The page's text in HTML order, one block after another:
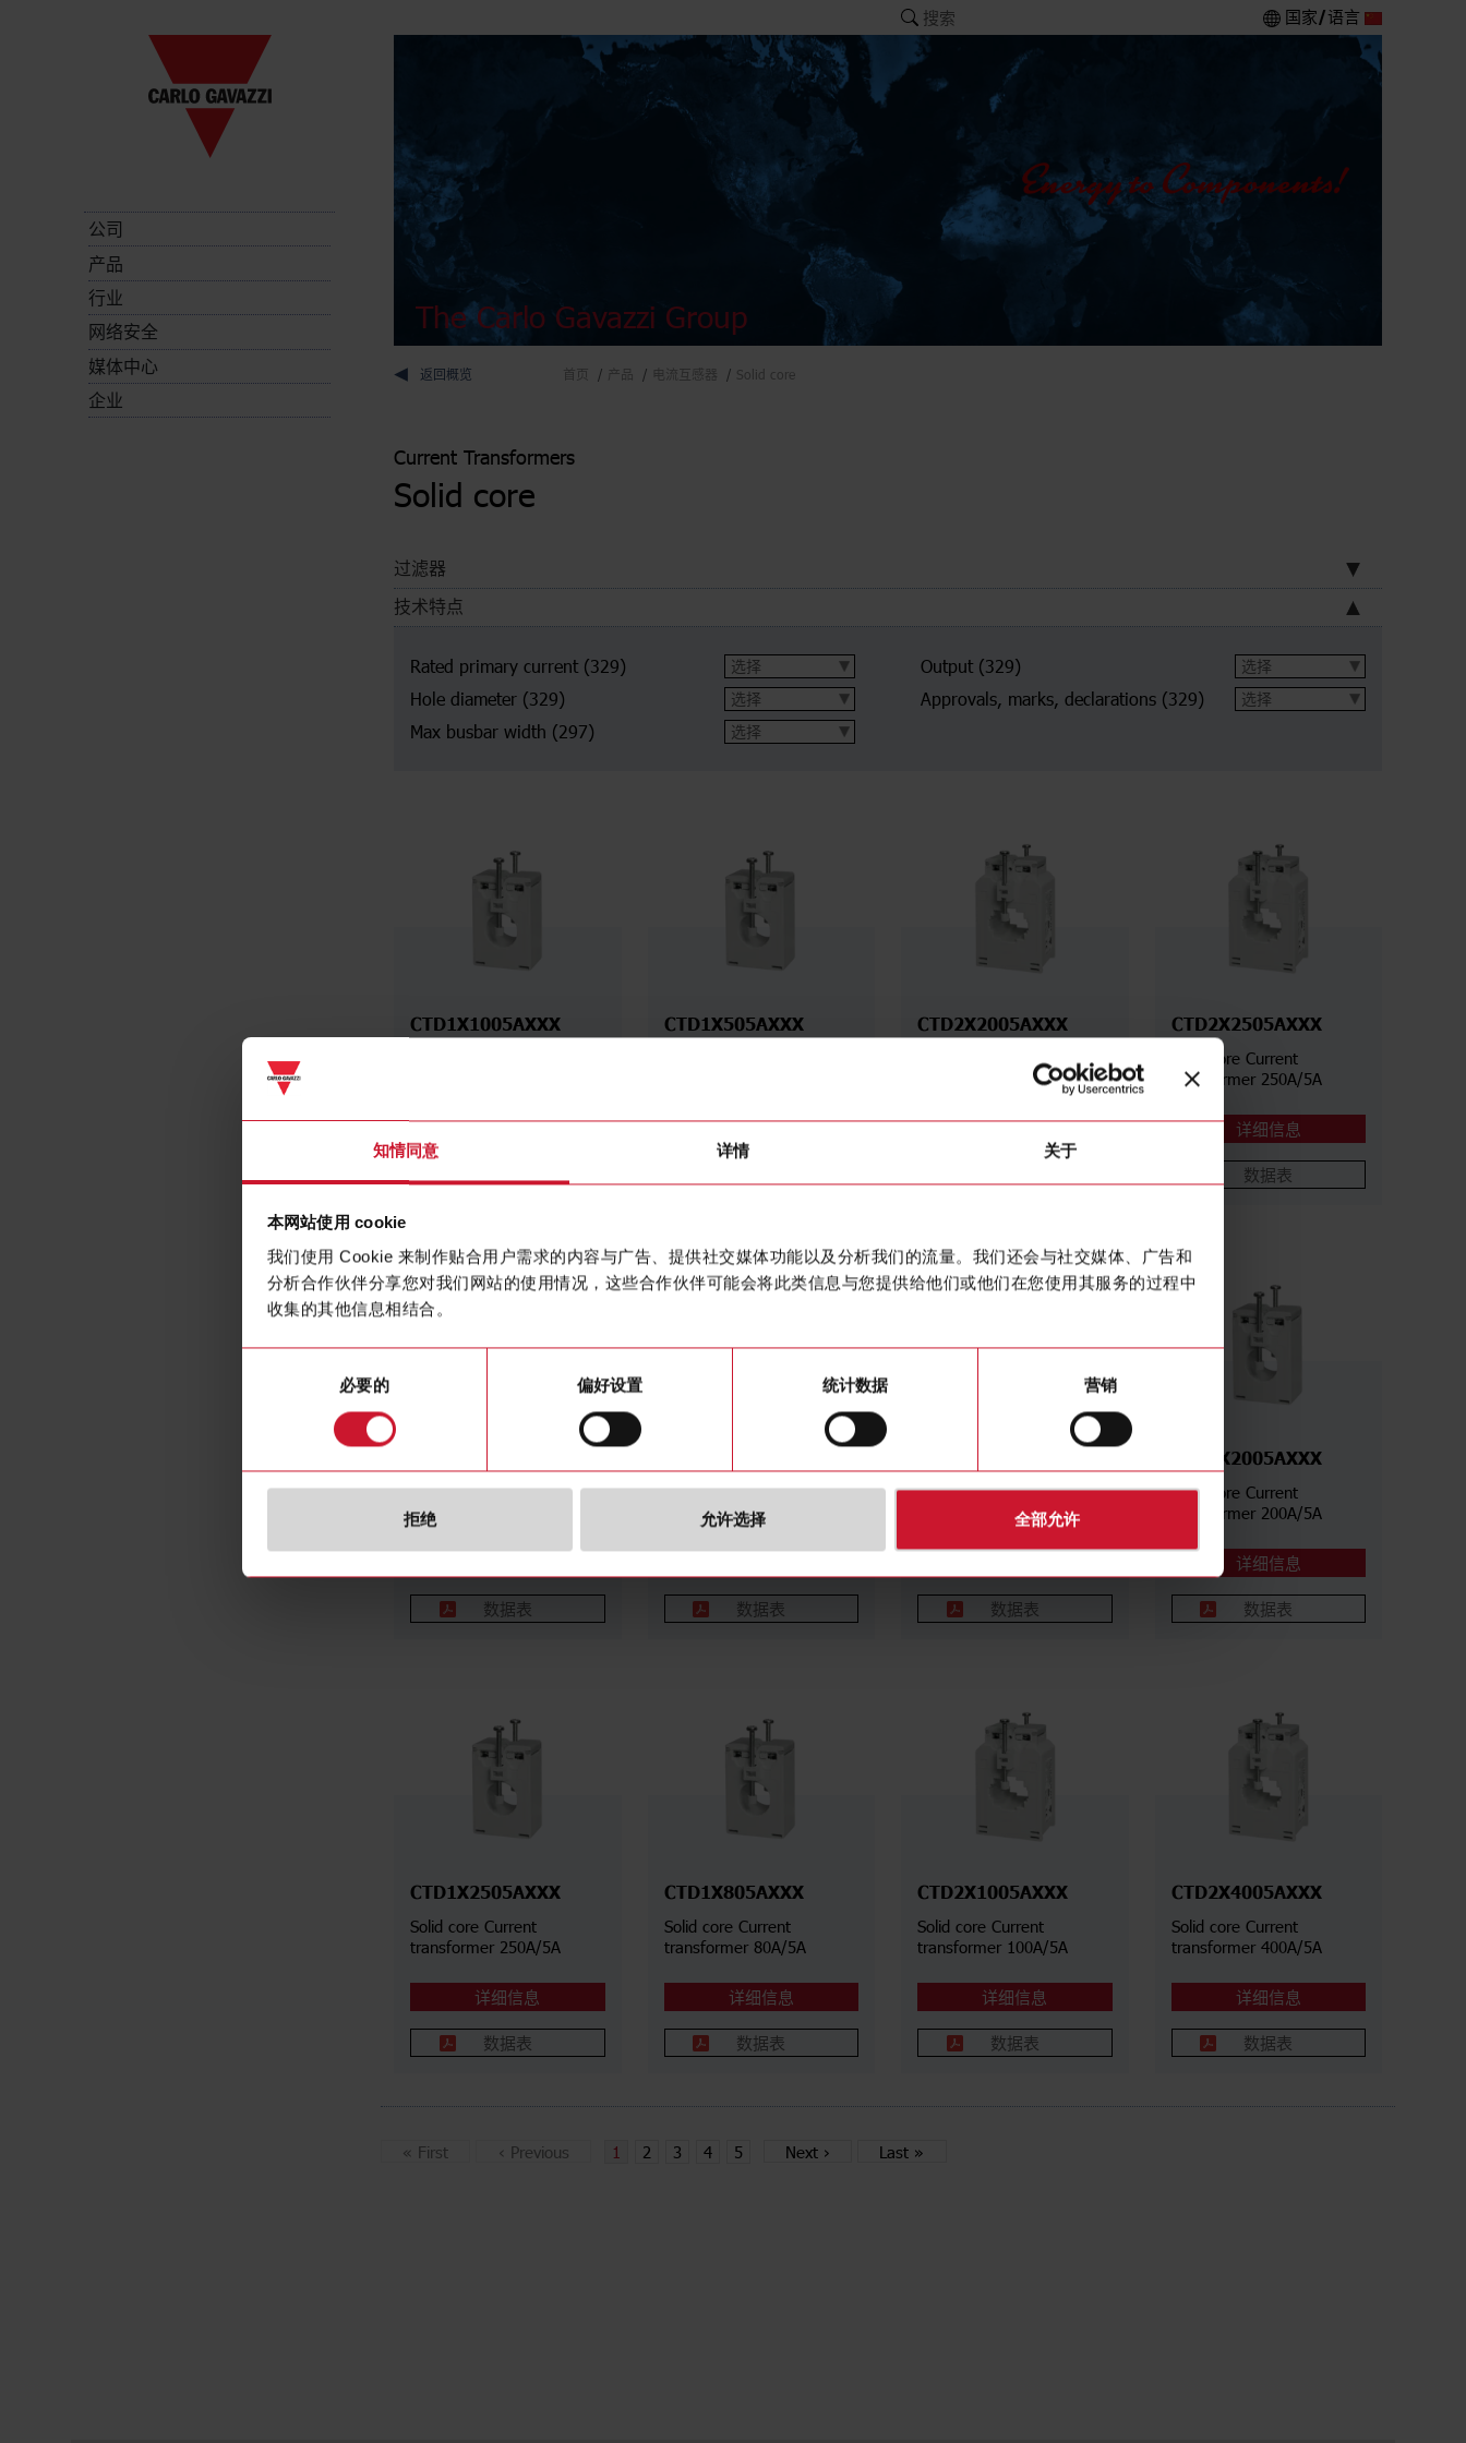
知情同意 详情 关于
本网站使用 cookie
我们使用 Cookie 来制作贴合用户需求的内容与广告、提供社交媒体功能以及分析我们的流量。我们还会与社交媒体、广告和
分析合作伙伴分享您对我们网站的使用情况，这些合作伙伴可能会将此类信息与您提供给他们或他们在您使用其服务的过程中
收集的其他信息相结合。
必要的 偏好设置 统计数据 营销
拒绝 允许选择 全部允许
公司
产品
行业
网络安全
媒体中心
企业
搜索 国家/语言
The Carlo Gavazzi Group
返回概览 首页 产品 电流互感器 Solid core
Current Transformers
Solid core
过滤器
技术特点
Rated primary current (329)
Hole diameter (329)
Max busbar width (297)
Output (329)
Approvals, marks, declarations (329)
CTD1X1005AXXX
详细信息
CTD1X505AXXX
详细信息
CTD2X2005AXXX
Solid core Current
transformer 200A/5A
详细信息
CTD2X2505AXXX
Solid core Current
transformer 250A/5A
详细信息
数据表
Solid core Current
transformer 800A/5A
数据表
Solid core Current
transformer 125A/5A
数据表
Solid core Current
transformer 160A/5A
数据表
CTD1X2005AXXX
Solid core Current
transformer 200A/5A
详细信息
数据表
CTD1X2505AXXX
Solid core Current
transformer 250A/5A
详细信息
数据表
CTD1X805AXXX
Solid core Current
transformer 80A/5A
详细信息
数据表
CTD2X1005AXXX
Solid core Current
transformer 100A/5A
详细信息
数据表
CTD2X4005AXXX
Solid core Current
transformer 400A/5A
详细信息
数据表
« First ‹ Previous 1 2 3 4 5 Next › Last »